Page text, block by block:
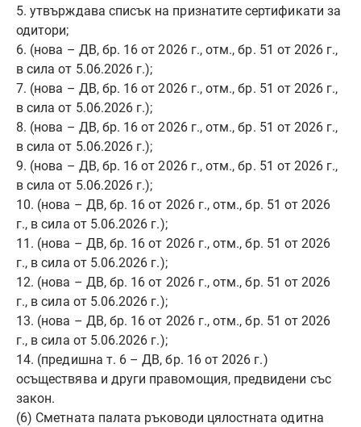
5. утвърждава списък на признатите сертификати за
одитори;
6. (нова – ДВ, бр. 16 от 2026 г., отм., бр. 51 от 2026 г.,
в сила от 5.06.2026 г.);
7. (нова – ДВ, бр. 16 от 2026 г., отм., бр. 51 от 2026 г.,
в сила от 5.06.2026 г.);
8. (нова – ДВ, бр. 16 от 2026 г., отм., бр. 51 от 2026 г.,
в сила от 5.06.2026 г.);
9. (нова – ДВ, бр. 16 от 2026 г., отм., бр. 51 от 2026 г.,
в сила от 5.06.2026 г.);
10. (нова – ДВ, бр. 16 от 2026 г., отм., бр. 51 от 2026
г., в сила от 5.06.2026 г.);
11. (нова – ДВ, бр. 16 от 2026 г., отм., бр. 51 от 2026
г., в сила от 5.06.2026 г.);
12. (нова – ДВ, бр. 16 от 2026 г., отм., бр. 51 от 2026
г., в сила от 5.06.2026 г.);
13. (нова – ДВ, бр. 16 от 2026 г., отм., бр. 51 от 2026
г., в сила от 5.06.2026 г.);
14. (предишна т. 6 – ДВ, бр. 16 от 2026 г.)
осъществява и други правомощия, предвидени със
закон.
(6) Сметната палата ръководи цялостната одитна